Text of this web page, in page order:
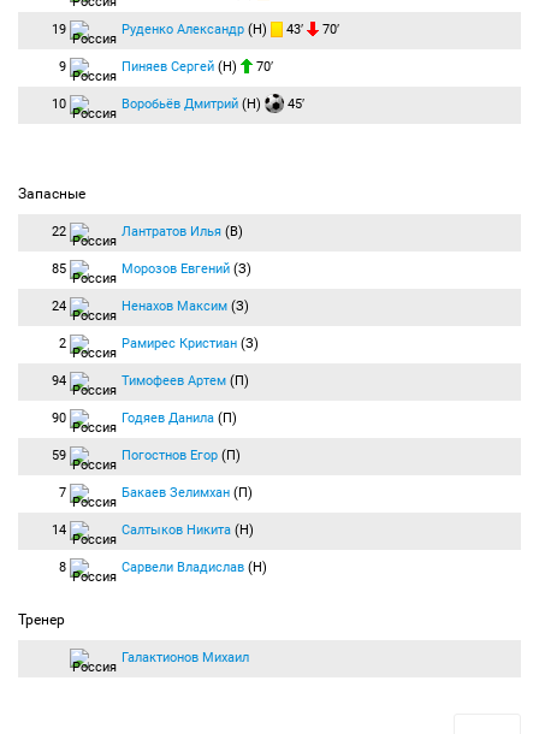
19 Руденко Александр (Н) 43′ 70′
9 Пиняев Сергей (Н) 70′
10 Воробьёв Дмитрий (Н) 45′
Запасные
22 Лантратов Илья (В)
85 Морозов Евгений (З)
24 Ненахов Максим (З)
2 Рамирес Кристиан (З)
94 Тимофеев Артем (П)
90 Годяев Данила (П)
59 Погостнов Егор (П)
7 Бакаев Зелимхан (П)
14 Салтыков Никита (Н)
8 Сарвели Владислав (Н)
Тренер
Галактионов Михаил